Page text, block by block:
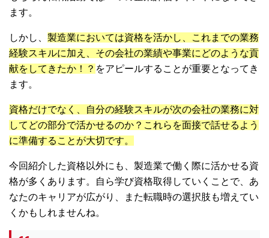
ます。
しかし、 製造業においては資格を活かし、これまでの業務
経験スキルに加え、その会社の業績や事業にどのような貢
献をしてきたか！？ をアピールすることが重要となってき
ます。
資格だけでなく、自分の経験スキルが次の会社の業務に対
してどの部分で活かせるのか？これらを面接で話せるよう
に準備することが大切です。
今回紹介した資格以外にも、製造業で働く際に活かせる資
格が多くあります。自ら学び資格取得していくことで、あ
なたのキャリアが広がり、また転職時の選択肢も増えてい
くかもしれませんね。